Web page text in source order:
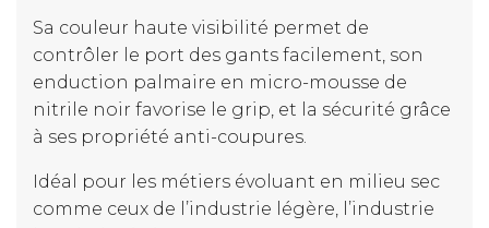
Sa couleur haute visibilité permet de
contrôler le port des gants facilement, son
enduction palmaire en micro-mousse de
nitrile noir favorise le grip, et la sécurité grâce
à ses propriété anti-coupures.
Idéal pour les métiers évoluant en milieu sec
comme ceux de l’industrie légère, l’industrie